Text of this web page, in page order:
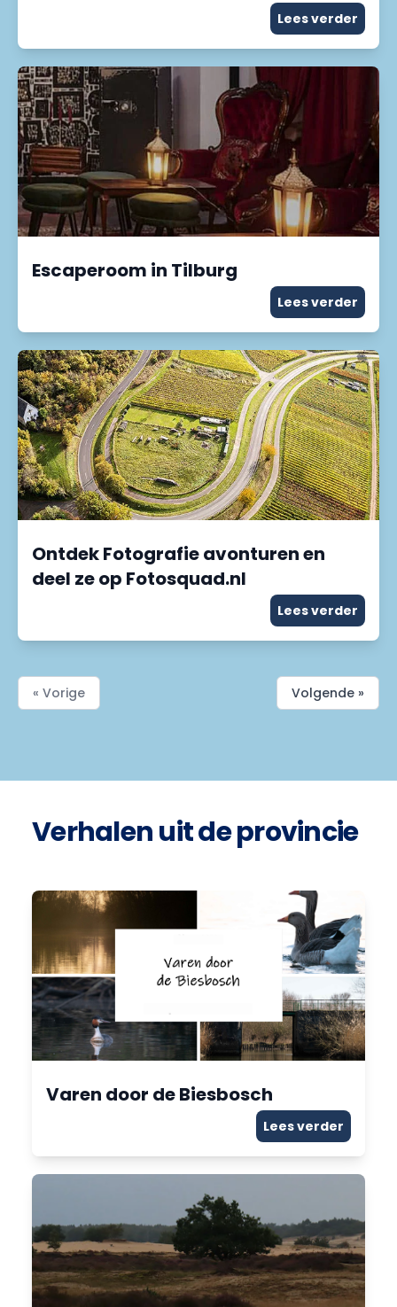
Lees verder
Escaperoom in Tilburg
Lees verder
Ontdek Fotografie avonturen en
deel ze op Fotosquad.nl
Lees verder
« Vorige Volgende »
Verhalen uit de provincie
Varen door de Biesbosch
Lees verder